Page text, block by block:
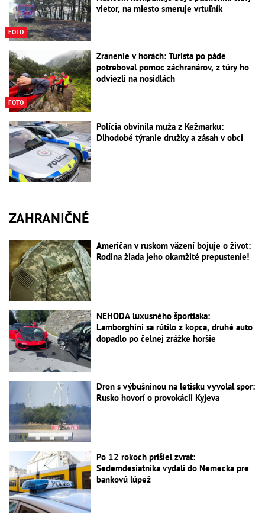
FOTO
vietor, na miesto smeruje vrtuľník
FOTO
Zranenie v horách: Turista po páde
potreboval pomoc záchranárov, z túry ho
odviezli na nosidlách
Polícia obvinila muža z Kežmarku:
Dlhodobé týranie družky a zásah v obci
ZAHRANIČNÉ
Američan v ruskom väzení bojuje o život:
Rodina žiada jeho okamžité prepustenie!
NEHODA luxusného športiaka:
Lamborghini sa rútilo z kopca, druhé auto
dopadlo po čelnej zrážke horšie
Dron s výbušninou na letisku vyvolal spor:
Rusko hovorí o provokácii Kyjeva
Po 12 rokoch prišiel zvrat:
Sedemdesiatnika vydali do Nemecka pre
bankovú lúpež